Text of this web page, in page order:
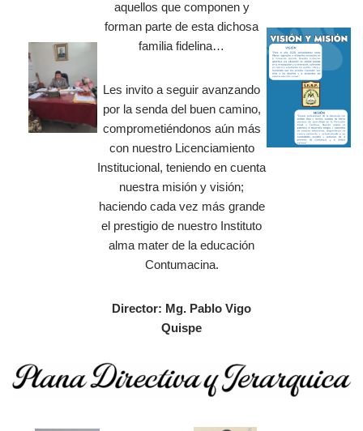
aquellos que componen y
forman parte de esta dichosa
familia fidelina…
Les invito a seguir avanzando
por la senda del buen camino,
comprometiéndonos aún más
con nuestro Licenciamiento
Institucional, teniendo en cuenta
nuestra misión y visión;
haciendo cada vez más grande
el prestigio de nuestro Instituto
alma mater de la educación
Contumacina.
Director: Mg. Pablo Vigo
Quispe